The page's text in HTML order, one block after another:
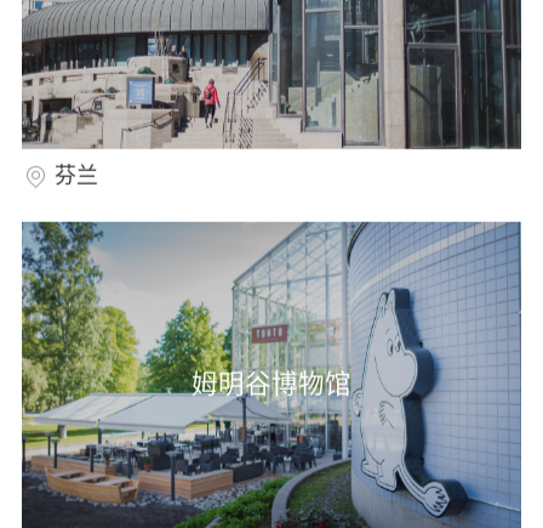
芬兰
姆明谷博物馆